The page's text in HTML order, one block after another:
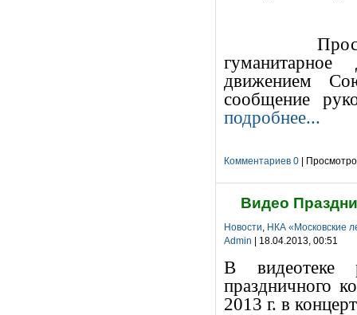
Просим Вас
движением
сообщение
подробнее...
Комментариев 0 |
Видео
Новости, НКА «Московские
Admin | 18.04.2013, 00:51
В видеотеке
праздничного
2013 г. в